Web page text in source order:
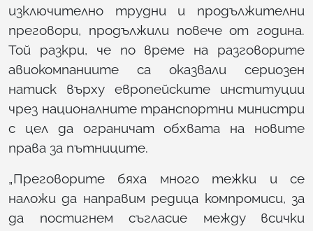
изключително трудни и продължителни
преговори, продължили повече от година.
Той разкри, че по време на разговорите
авиокомпаниите са оказвали сериозен
натиск върху европейските институции
чрез националните транспортни министри
с цел да ограничат обхвата на новите
права за пътниците.
„Преговорите бяха много тежки и се
наложи да направим редица компромиси, за
да постигнем съгласие между всички